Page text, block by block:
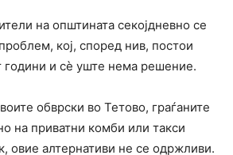
на општината секојдневно се
кој, според нив, постои
години и сè уште нема решение.
обврски во Тетово, граѓаните
на приватни комби или такси
овие алтернативи не се одржливи.